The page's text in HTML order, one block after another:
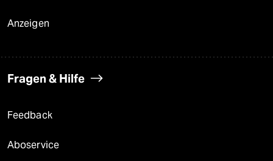
Anzeigen
Fragen & Hilfe
Feedback
Aboservice